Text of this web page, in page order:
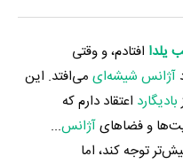
یلدا افتادم، و وقتی
آژانس شیشه‌ای می‌افتد. این
بادیگارد اعتقاد دارم که
و فضاهایآژانس...
توجه کند، اما